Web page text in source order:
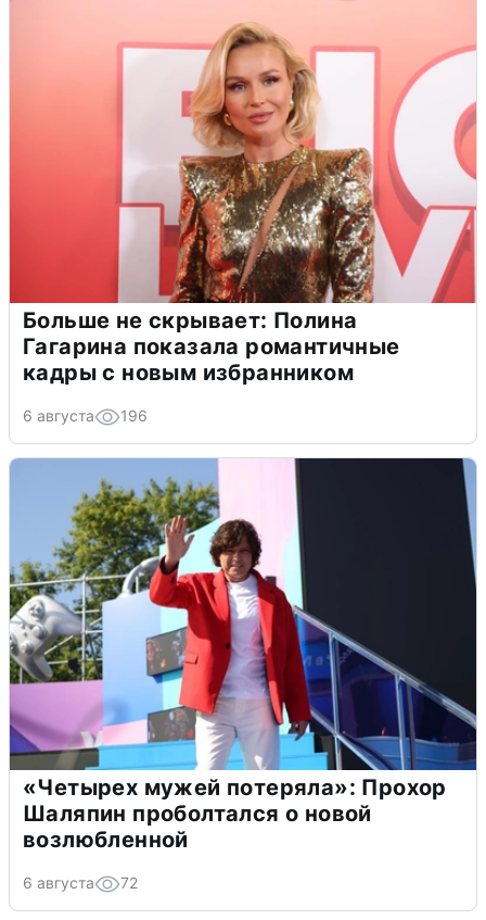
Больше не скрывает: Полина
Гагарина показала романтичные
кадры с новым избранником
6 августа 196
«Четырех мужей потеряла»: Прохор
Шаляпин проболтался о новой
возлюбленной
6 августа 72